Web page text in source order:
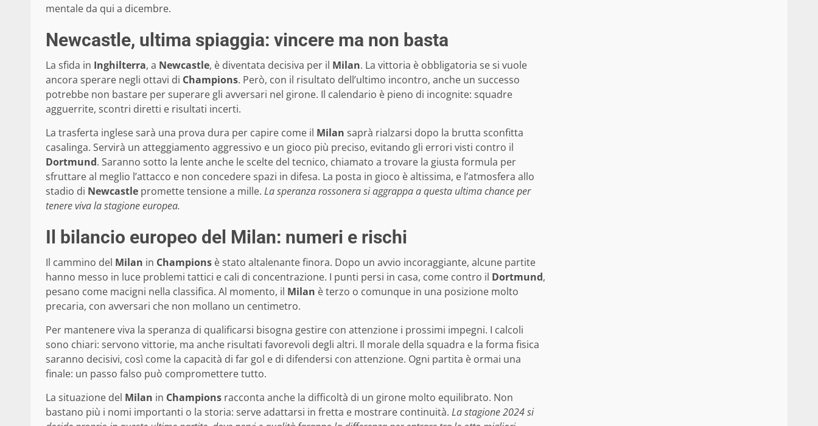
mentale da qui a dicembre.
Newcastle, ultima spiaggia: vincere ma non basta
La sfida in Inghilterra, a Newcastle, è diventata decisiva per il Milan. La vittoria è obbligatoria se si vuole
ancora sperare negli ottavi di Champions. Però, con il risultato dell’ultimo incontro, anche un successo
potrebbe non bastare per superare gli avversari nel girone. Il calendario è pieno di incognite: squadre
agguerrite, scontri diretti e risultati incerti.
La trasferta inglese sarà una prova dura per capire come il Milan saprà rialzarsi dopo la brutta sconfitta
casalinga. Servirà un atteggiamento aggressivo e un gioco più preciso, evitando gli errori visti contro il
Dortmund. Saranno sotto la lente anche le scelte del tecnico, chiamato a trovare la giusta formula per
sfruttare al meglio l’attacco e non concedere spazi in difesa. La posta in gioco è altissima, e l’atmosfera allo
stadio di Newcastle promette tensione a mille. La speranza rossonera si aggrappa a questa ultima chance per
tenere viva la stagione europea.
Il bilancio europeo del Milan: numeri e rischi
Il cammino del Milan in Champions è stato altalenante finora. Dopo un avvio incoraggiante, alcune partite
hanno messo in luce problemi tattici e cali di concentrazione. I punti persi in casa, come contro il Dortmund,
pesano come macigni nella classifica. Al momento, il Milan è terzo o comunque in una posizione molto
precaria, con avversari che non mollano un centimetro.
Per mantenere viva la speranza di qualificarsi bisogna gestire con attenzione i prossimi impegni. I calcoli
sono chiari: servono vittorie, ma anche risultati favorevoli degli altri. Il morale della squadra e la forma fisica
saranno decisivi, così come la capacità di far gol e di difendersi con attenzione. Ogni partita è ormai una
finale: un passo falso può compromettere tutto.
La situazione del Milan in Champions racconta anche la difficoltà di un girone molto equilibrato. Non
bastano più i nomi importanti o la storia: serve adattarsi in fretta e mostrare continuità. La stagione 2024 si